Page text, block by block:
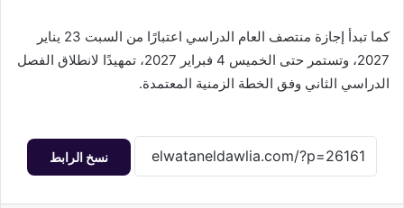
كما تبدأ إجازة منتصف العام الدراسي اعتبارًا من السبت 23 يناير
2027، وتستمر حتى الخميس 4 فبراير 2027، تمهيدًا لانطلاق الفصل
الدراسي الثاني وفق الخطة الزمنية المعتمدة.
نسخ الرابط